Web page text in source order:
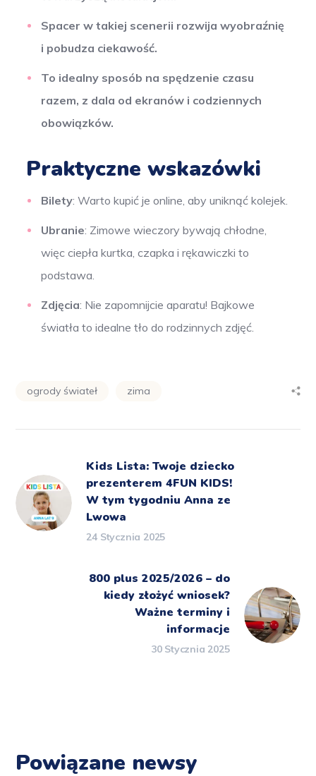
Spacer w takiej scenerii rozwija wyobraźnię
i pobudza ciekawość.
To idealny sposób na spędzenie czasu
razem, z dala od ekranów i codziennych
obowiązków.
Praktyczne wskazówki
Bilety: Warto kupić je online, aby uniknąć kolejek.
Ubranie: Zimowe wieczory bywają chłodne,
więc ciepła kurtka, czapka i rękawiczki to
podstawa.
Zdjęcia: Nie zapomnijcie aparatu! Bajkowe
światła to idealne tło do rodzinnych zdjęć.
ogrody świateł zima
Kids Lista: Twoje dziecko
prezenterem 4FUN KIDS!
W tym tygodniu Anna ze
Lwowa
24 Stycznia 2025
800 plus 2025/2026 – do
kiedy złożyć wniosek?
Ważne terminy i
informacje
30 Stycznia 2025
Powiązane newsy